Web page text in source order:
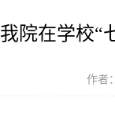
我院在学校“
作者